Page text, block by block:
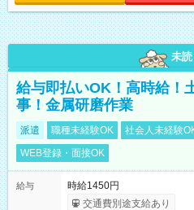
未読
給与即払いOK！高時給！
事！金属研磨作業
派遣 職種未経験OK 社会人未経験
WEB登録・面接OK
給与
時給1450円
交通費別途支給あり